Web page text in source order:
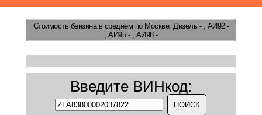
Стоимость бензинав среднем по Москве: Дизель - , АИ92 -
, АИ95 - , АИ98 -
Введите ВИНкод: